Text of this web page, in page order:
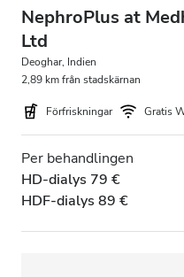
NephroPlus at
Ltd
Deoghar, Indien
2,89 km från stadskärnan
Förfriskningar Gratis
Per behandlingen
HD-dialys 79 €
HDF-dialys 89 €